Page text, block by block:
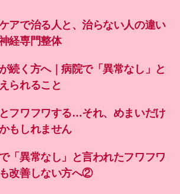
アで治る人と、治らない人の違い
経専門整体
続く方へ｜病院で「異常なし」と
られること
フワフワする…それ、めまいだけ
もしれません
「異常なし」と言われたフワフワ
改善しない方へ②